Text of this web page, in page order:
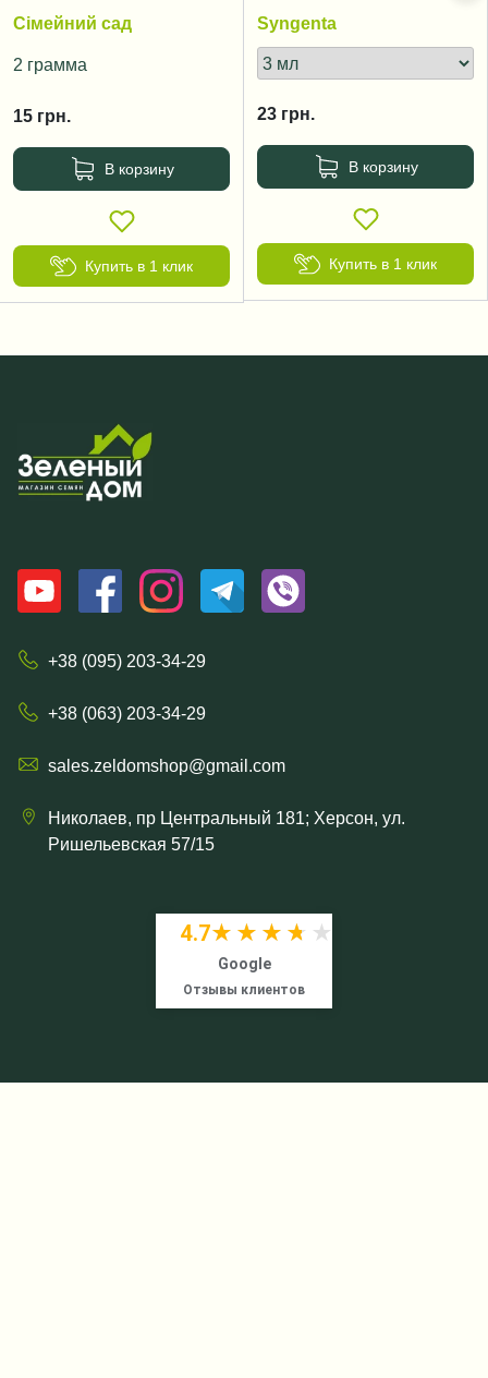
Сімейний сад
2 грамма
15 грн.
В корзину
Купить в 1 клик
Syngenta
23 грн.
В корзину
Купить в 1 клик
+38 (095) 203-34-29
+38 (063) 203-34-29
sales.zeldomshop@gmail.com
Николаев, пр Центральный 181; Херсон, ул.
Ришельевская 57/15
4.7★★★★★
★★★★★
Google
Отзывы клиентов